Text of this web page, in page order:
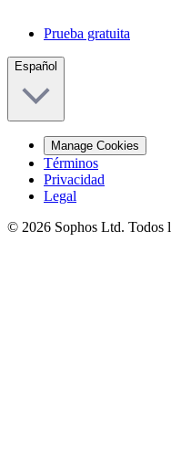
Prueba gratuita
Español
Manage Cookies
Términos
Privacidad
Legal
© 2026 Sophos Ltd. Todos